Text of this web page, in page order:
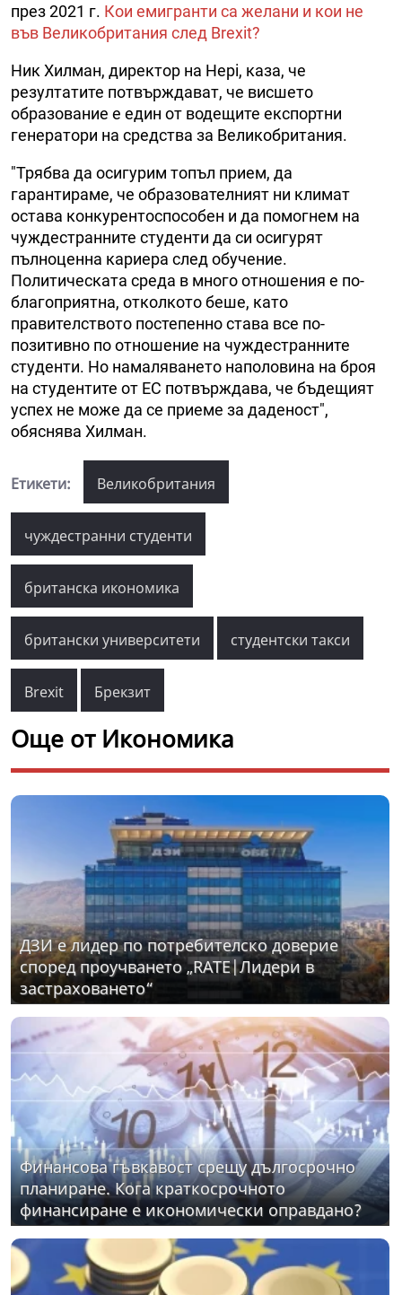
през 2021 г. Кои емигранти са желани и кои не
във Великобритания след Brexit?
Ник Хилман, директор на Hepi, каза, че
резултатите потвърждават, че висшето
образование е един от водещите експортни
генератори на средства за Великобритания.
"Трябва да осигурим топъл прием, да
гарантираме, че образователният ни климат
остава конкурентоспособен и да помогнем на
чуждестранните студенти да си осигурят
пълноценна кариера след обучение.
Политическата среда в много отношения е по-
благоприятна, отколкото беше, като
правителството постепенно става все по-
позитивно по отношение на чуждестранните
студенти. Но намаляването наполовина на броя
на студентите от ЕС потвърждава, че бъдещият
успех не може да се приеме за даденост",
обяснява Хилман.
Етикети: Великобритания
чуждестранни студенти
британска икономика
британски университети студентски такси
Brexit Брекзит
Още от Икономика
ДЗИ е лидер по потребителско доверие
според проучването „RATE|Лидери в
застраховането“
Финансова гъвкавост срещу дългосрочно
планиране. Кога краткосрочното
финансиране е икономически оправдано?